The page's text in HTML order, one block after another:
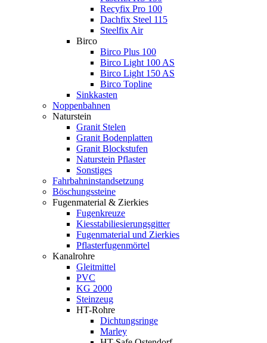
Recyfix Pro 100
Dachfix Steel 115
Steelfix Air
Birco
Birco Plus 100
Birco Light 100 AS
Birco Light 150 AS
Birco Topline
Sinkkasten
Noppenbahnen
Naturstein
Granit Stelen
Granit Bodenplatten
Granit Blockstufen
Naturstein Pflaster
Sonstiges
Fahrbahninstandsetzung
Böschungssteine
Fugenmaterial & Zierkies
Fugenkreuze
Kiesstabiliesierungsgitter
Fugenmaterial und Zierkies
Pflasterfugenmörtel
Kanalrohre
Gleitmittel
PVC
KG 2000
Steinzeug
HT-Rohre
Dichtungsringe
Marley